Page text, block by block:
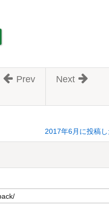
Next
Prev
2017年6月に投稿